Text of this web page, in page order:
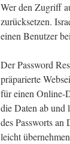
Wer den Zugriff
zurücksetzen.
einen Benutzer
Der Password
präparierte
für einen Online-
die Daten ab und
des Passworts
leicht